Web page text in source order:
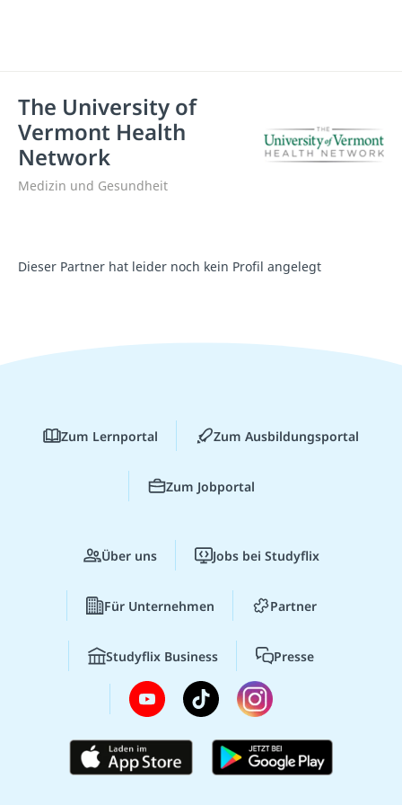
The University of
Vermont Health
Network
Medizin und Gesundheit
Dieser Partner hat leider noch kein Profil angelegt
Zum Lernportal Zum Ausbildungsportal
Zum Jobportal
Über uns Jobs bei Studyflix
Für Unternehmen Partner
Studyflix Business Presse